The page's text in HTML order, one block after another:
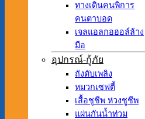
ทางเดินคนพิการ
คนตาบอด
เจลแอลกอฮอล์ล้าง
มือ
อุปกรณ์-กู้ภัย
ถังดับเพลิง
หมวกเซฟตี้
เสื้อชูชีพ ห่วงชูชีพ
แผ่นกันน้ำท่วม